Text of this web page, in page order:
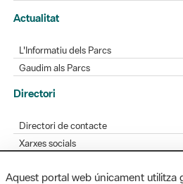
Actualitat
L'Informatiu dels Parcs
Gaudim als Parcs
Directori
Directori de contacte
Xarxes socials
Bústia de suggeriments
Aquest portal web únicament utilitza